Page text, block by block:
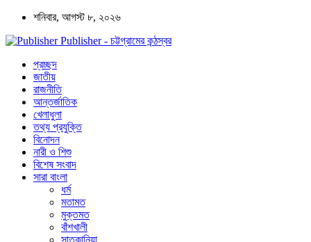
শনিবার, আগস্ট ৮, ২০২৬
Publisher - চট্টগ্রামের কন্ঠস্বর
প্রচ্ছদ
জাতীয়
রাজনীতি
আন্তর্জাতিক
খেলাধুলা
তথ্য প্রযুক্তি
বিনোদন
নারী ও শিশু
বিশেষ সংবাদ
সারা বাংলা
ধর্ম
মতামত
মুক্তমত
বাঁশখালী
সাতকানিয়া